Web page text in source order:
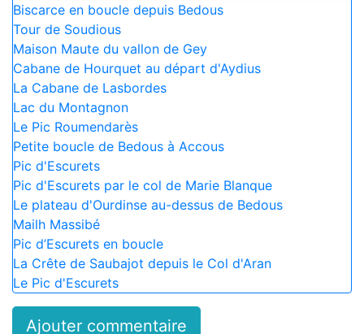
Biscarce en boucle depuis Bedous
Tour de Soudious
Maison Maute du vallon de Gey
Cabane de Hourquet au départ d'Aydius
La Cabane de Lasbordes
Lac du Montagnon
Le Pic Roumendarès
Petite boucle de Bedous à Accous
Pic d'Escurets
Pic d'Escurets par le col de Marie Blanque
Le plateau d'Ourdinse au-dessus de Bedous
Mailh Massibé
Pic d’Escurets en boucle
La Crête de Saubajot depuis le Col d'Aran
Le Pic d'Escurets
Ajouter commentaire